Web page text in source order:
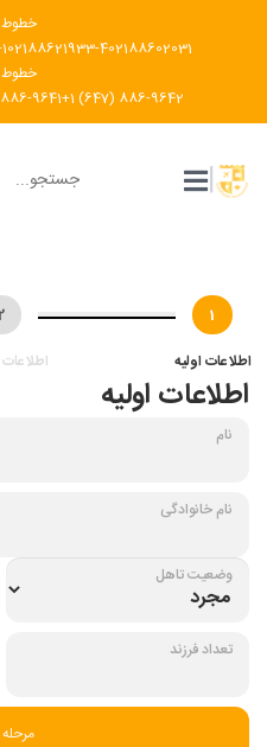
خطوط
02188621933-402188602031
خطوط
9641+1 (647) 886-9642
|
1
اطلاعات اولیه
اطلاعات اولیه
نام
نام خانوادگی
وضعیت تاهل
تعداد فرزند